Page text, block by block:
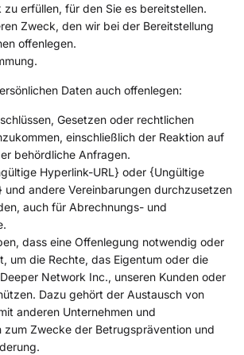
zu erfüllen, für den Sie es bereitstellen.
Zweck, den wir bei der Bereitstellung
offenlegen.
Daten auch offenlegen:
Gesetzen oder rechtlichen
einschließlich der Reaktion auf
behördliche Anfragen.
Hyperlink-URL} oder {Ungültige
und andere Vereinbarungen durchzusetzen
auch für Abrechnungs- und
dass eine Offenlegung notwendig oder
um die Rechte, das Eigentum oder die
Network Inc., unseren Kunden oder
Dazu gehört der Austausch von
anderen Unternehmen und
zum Zwecke der Betrugsprävention und